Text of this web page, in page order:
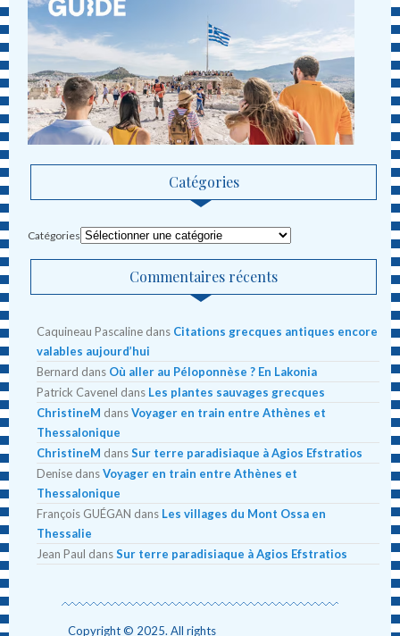
Catégories
Catégories
Commentaires récents
Caquineau Pascaline dans Citations grecques antiques encore
valables aujourd’hui
Bernard dans Où aller au Péloponnèse ? En Lakonia
Patrick Cavenel dans Les plantes sauvages grecques
ChristineM dansVoyager en train entre Athènes et
Thessalonique
ChristineM dansSur terre paradisiaque à Agios Efstratios
Denise dansVoyager en train entre Athènes et
Thessalonique
François GUÉGAN dans Les villages du Mont Ossa en
Thessalie
Jean Paul dansSur terre paradisiaque à Agios Efstratios
Copyright © 2025. All rights